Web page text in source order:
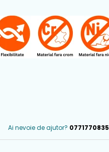
Ai nevoie de ajutor? 0771770835